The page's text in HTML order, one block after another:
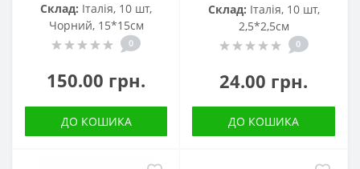
Склад: Італія, 10 шт,
Чорний, 15*15см
0
150.00 грн.
ДО КОШИКА
Склад: Італія, 10 шт,
2,5*2,5см
0
24.00 грн.
ДО КОШИКА